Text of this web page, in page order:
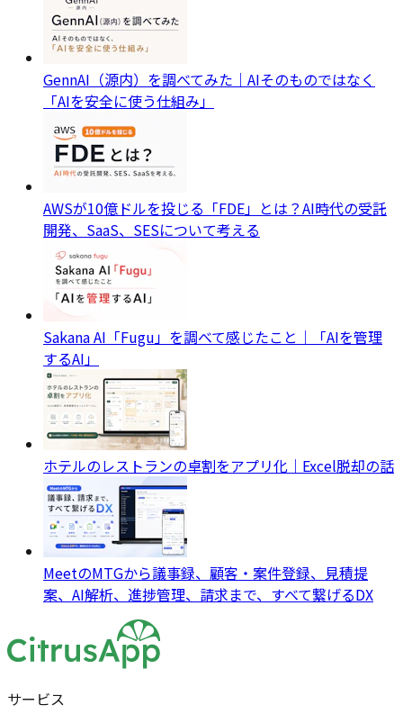
GennAI（源内）を調べてみた｜AIそのものではなく
「AIを安全に使う仕組み」
AWSが10億ドルを投じる「FDE」とは？AI時代の受託
開発、SaaS、SESについて考える
Sakana AI「Fugu」を調べて感じたこと｜「AIを管理
するAI」
ホテルのレストランの卓割をアプリ化｜Excel脱却の話
MeetのMTGから議事録、顧客・案件登録、見積提
案、AI解析、進捗管理、請求まで、すべて繋げるDX
サービス